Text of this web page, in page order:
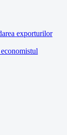
exporturilor